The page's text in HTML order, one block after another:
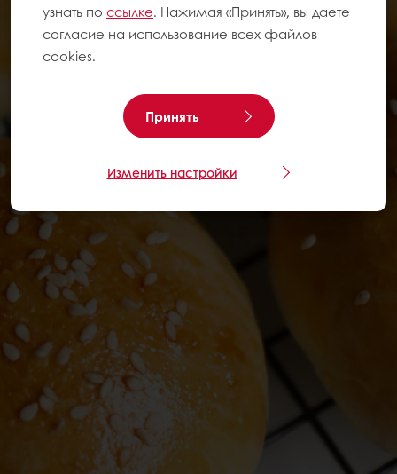
узнать по ссылке. Нажимая «Принять», вы даете
согласие на использование всех файлов
cookies.
Принять
Изменить настройки